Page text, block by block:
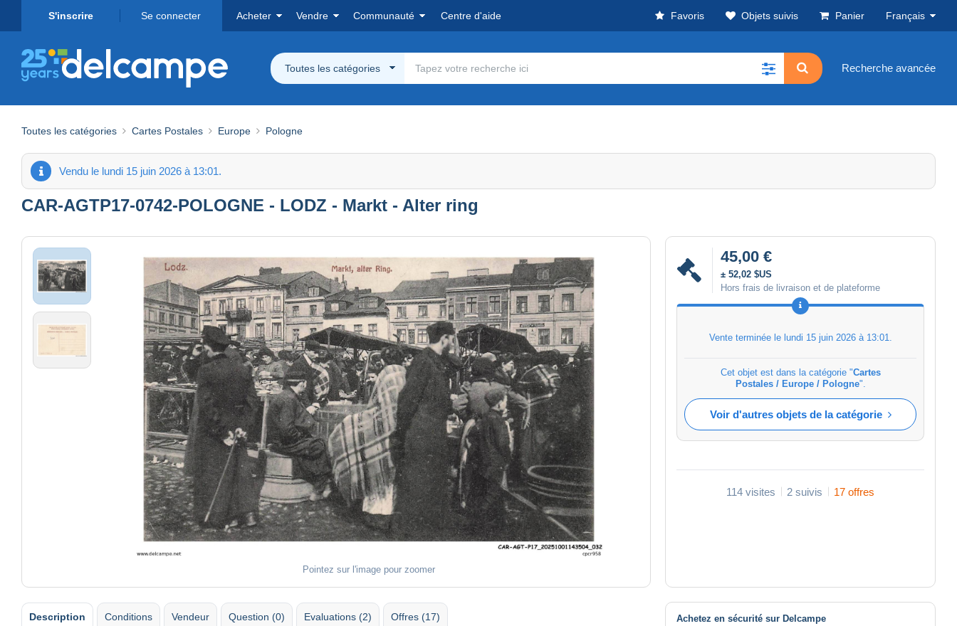
S'inscrire Se connecter Acheter Vendre Communauté Centre d'aide Favoris Objets suivis Panier Français
Toutes les catégories Recherche avancée
Toutes les catégories Cartes Postales Europe Pologne
Vendu le lundi 15 juin 2026 à 13:01.
CAR-AGTP17-0742-POLOGNE - LODZ - Markt - Alter ring
Pointez sur l'image pour zoomer
45,00 €
± 52,02 $US
Hors frais de livraison et de plateforme
Vente terminée le lundi 15 juin 2026 à 13:01
Cet objet est dans la catégorie "Cartes
Postales / Europe / Pologne".
Voir d'autres objets de la catégorie
114 visites 2 suivis 17 offres
Description Conditions Vendeur Question (0) Evaluations (2) Offres (17)
Achetez en sécurité sur Delcampe